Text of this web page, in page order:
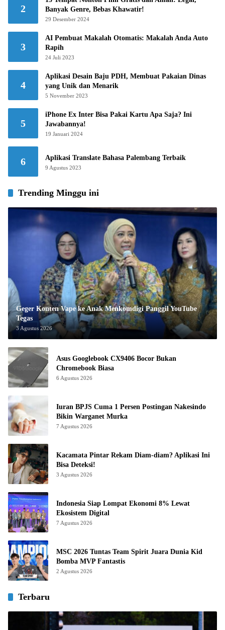
2
Banyak Genre, Bebas Khawatir!
29 Desember 2024
3
AI Pembuat Makalah Otomatis: Makalah Anda Auto
Rapih
24 Juli 2023
4
Aplikasi Desain Baju PDH, Membuat Pakaian Dinas
yang Unik dan Menarik
5 November 2023
5
iPhone Ex Inter Bisa Pakai Kartu Apa Saja? Ini
Jawabannya!
19 Januari 2024
6 Aplikasi Translate Bahasa Palembang Terbaik
9 Agustus 2023
Trending Minggu ini
Geger Konten Vape ke Anak Menkomdigi Panggil YouTube
Tegas
3 Agustus 2026
Asus Googlebook CX9406 Bocor Bukan
Chromebook Biasa
6 Agustus 2026
Iuran BPJS Cuma 1 Persen Postingan Nakesindo
Bikin Warganet Murka
7 Agustus 2026
Kacamata Pintar Rekam Diam-diam? Aplikasi Ini
Bisa Deteksi!
3 Agustus 2026
Indonesia Siap Lompat Ekonomi 8% Lewat
Ekosistem Digital
7 Agustus 2026
MSC 2026 Tuntas Team Spirit Juara Dunia Kid
Bomba MVP Fantastis
2 Agustus 2026
Terbaru